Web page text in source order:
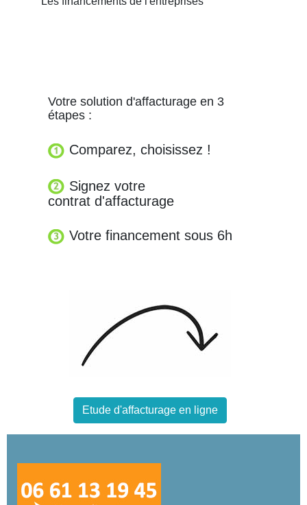
Votre solution d'affacturage en 3
étapes :
Comparez, choisissez !
Signez votre
contrat d'affacturage
Votre financement sous 6h
Etude d'affacturage en ligne